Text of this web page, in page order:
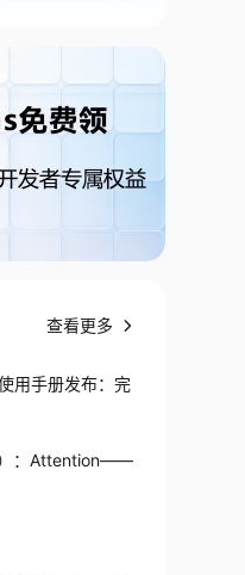
查看更多
用手册发布：完
）：Attention——